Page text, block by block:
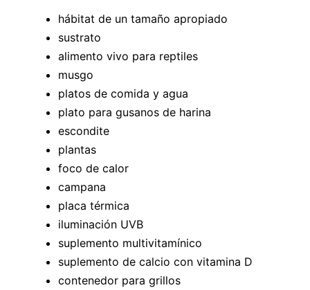
hábitat de un tamaño apropiado
sustrato
alimento vivo para reptiles
musgo
platos de comida y agua
plato para gusanos de harina
escondite
plantas
foco de calor
campana
placa térmica
iluminación UVB
suplemento multivitamínico
suplemento de calcio con vitamina D
contenedor para grillos